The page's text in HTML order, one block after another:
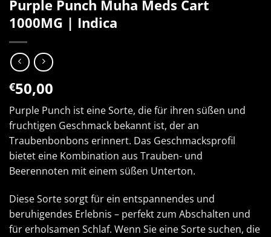
Purple Punch Muha Meds Cart
1000MG | Indica
€50,00
Purple Punch ist eine Sorte, die für ihren süßen und
fruchtigen Geschmack bekannt ist, der an
Traubenbonbons erinnert. Das Geschmacksprofil
bietet eine Kombination aus Trauben- und
Beerennoten mit einem süßen Unterton.
Diese Sorte sorgt für ein entspannendes und
beruhigendes Erlebnis – perfekt zum Abschalten und
für erholsamen Schlaf. Wenn Sie eine Sorte suchen, die